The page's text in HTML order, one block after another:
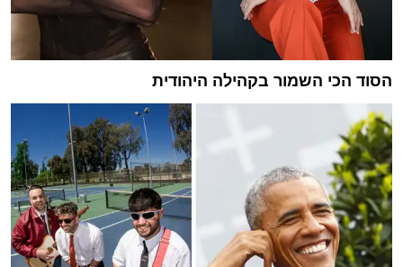
הסוד הכי השמור בקהילה היהודית